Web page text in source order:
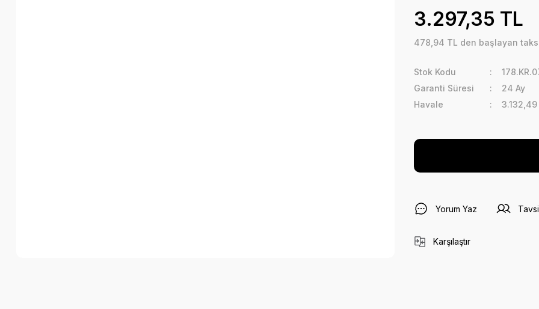
3.297,35 TL
478,94 TL den başlayan
Stok Kodu
Garanti Süresi
24 Ay
Havale
Yorum Yaz
Karşılaştır